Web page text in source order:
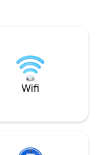
Wifi